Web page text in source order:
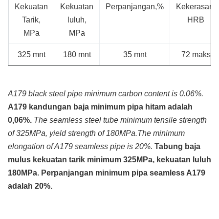
Kekuatan
Tarik,
MPa
Kekuatan
luluh,
MPa
Perpanjangan,%
Kekerasan,
HRB
325 mnt 180 mnt 35 mnt 72 maks
A179 black steel pipe minimum carbon content is 0.06%.
A179 kandungan baja minimum pipa hitam adalah
0,06%. The seamless steel tube minimum tensile strength
of 325MPa, yield strength of 180MPa.The minimum
elongation of A179 seamless pipe is 20%. Tabung baja
mulus kekuatan tarik minimum 325MPa, kekuatan luluh
180MPa. Perpanjangan minimum pipa seamless A179
adalah 20%.